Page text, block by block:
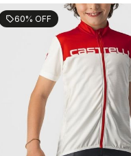
sell60% OFF